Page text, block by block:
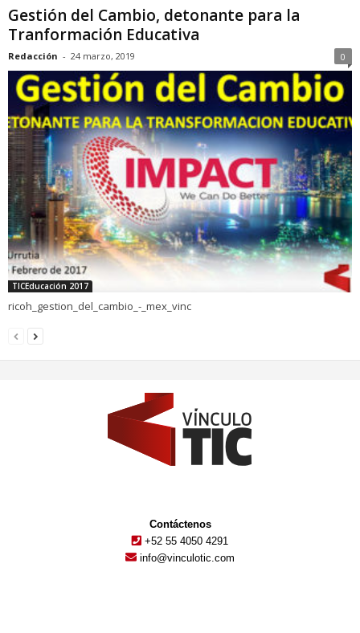
Gestión del Cambio, detonante para la
Tranformación Educativa
Redacción - 24 marzo, 2019 0
TICEducación 2017
ricoh_gestion_del_cambio_-_mex_vinc
Contáctenos
+52 55 4050 4291
info@vinculotic.com